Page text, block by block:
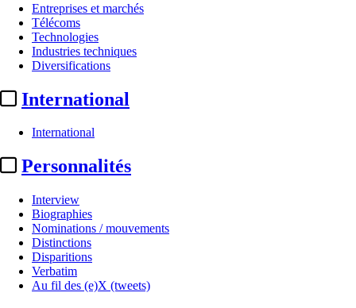
Entreprises et marchés
Télécoms
Technologies
Industries techniques
Diversifications
International
International
Personnalités
Interview
Biographies
Nominations / mouvements
Distinctions
Disparitions
Verbatim
Au fil des (e)X (tweets)